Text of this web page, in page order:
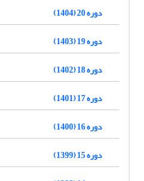
دوره 20 (1404)
دوره 19 (1403)
دوره 18 (1402)
دوره 17 (1401)
دوره 16 (1400)
دوره 15 (1399)